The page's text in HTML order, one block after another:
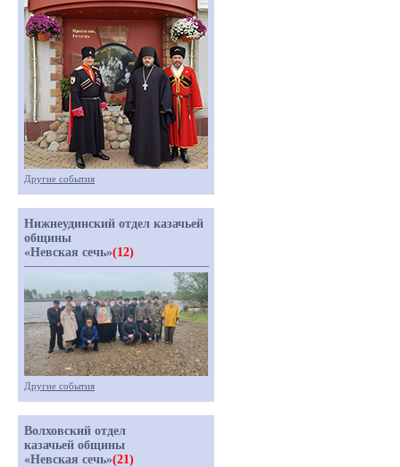
Другие события
Нижнеудинский отдел казачьей
общины
«Невская сечь»(12)
Другие события
Волховский отдел
казачьей общины
«Невская сечь»(21)